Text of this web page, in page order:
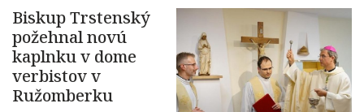
Biskup Trstenský
požehnal novú
kaplnku v dome
verbistov v
Ružomberku